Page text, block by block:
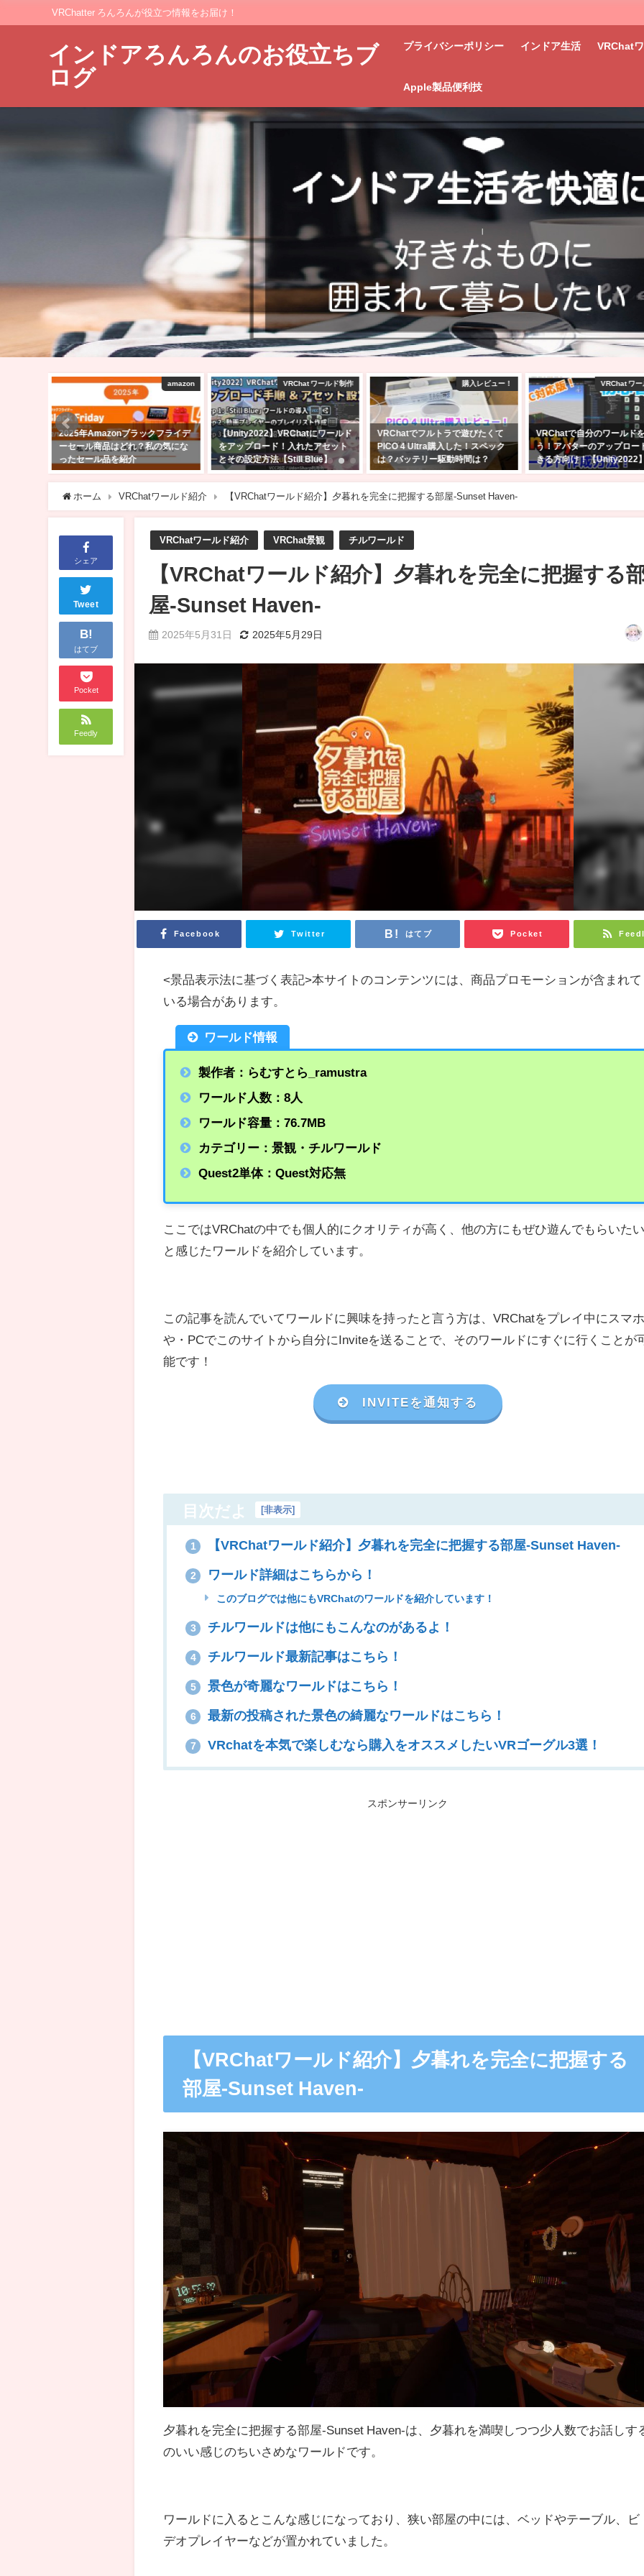
VRChatter ろんろんが役立つ情報をお届け！
インドアろんろんのお役立ちブ
ログ
プライバシーポリシー インドア生活 VRChat
Apple製品便利技
VRChat ワールド制作
【Unity2022】VRChatにワールド
をアップロード！入れたアセット
とその設定方法【Still Blue】
購入レビュー！
VRChatでフルトラで遊びたくて
PICO 4 Ultra購入した！スペック
は？バッテリー駆動時間は？
VRChat ワールド制作
VRChatで自分のワールドを作ろ
う！アバターのアップロードがで
きる方向け！【Unity2022】
VRChatワー
【VRChat】10人以上の大
遊びたいゲームワールド10
2025年2月9日
ホーム VRChatワールド紹介 【VRChatワールド紹介】夕暮れを完全に把握する部屋-Sunset Haven-
シェア
Tweet
B!
はてブ
Pocket
Feedly
VRChatワールド紹介 VRChat景観 チルワールド
【VRChatワールド紹介】夕暮れを完全に把握する
屋-Sunset Haven-
2025年5月31日 2025年5月29日
Facebook Twitter はてブ Pocket
<景品表示法に基づく表記>本サイトのコンテンツには、商品プロモーションが含まれて
いる場合があります。
ワールド情報
製作者：らむすとら_ramustra
ワールド人数：8人
ワールド容量：76.7MB
カテゴリー：景観・チルワールド
Quest2単体：Quest対応無
ここではVRChatの中でも個人的にクオリティが高く、他の方にもぜひ遊んでもらいた
と感じたワールドを紹介しています。
この記事を読んでいてワールドに興味を持ったと言う方は、VRChatをプレイ中にスマ
や・ PCでこのサイトから自分にInviteを送ることで、そのワールドにすぐに行くことが
能です！
INVITEを通知する
目次だよ [非表示]
1 【VRChatワールド紹介】夕暮れを完全に把握する部屋-Sunset Haven-
2 ワールド詳細はこちらから！
このブログでは他にもVRChatのワールドを紹介しています！
3 チルワールドは他にもこんなのがあるよ！
4 チルワールド最新記事はこちら！
5 景色が奇麗なワールドはこちら！
6 最新の投稿された景色の綺麗なワールドはこちら！
7 VRchatを本気で楽しむなら購入をオススメしたいVRゴーグル3選！
スポンサーリンク
【VRChatワールド紹介】夕暮れを完全に把握する
部屋-Sunset Haven-
夕暮れを完全に把握する部屋-Sunset Haven-は、夕暮れを満喫しつつ少人数でお話しす
のいい感じのちいさめなワールドです。
ワールドに入るとこんな感じになっており、狭い部屋の中には、ベッドやテーブル、ビ
デオプレイヤーなどが置かれていました。